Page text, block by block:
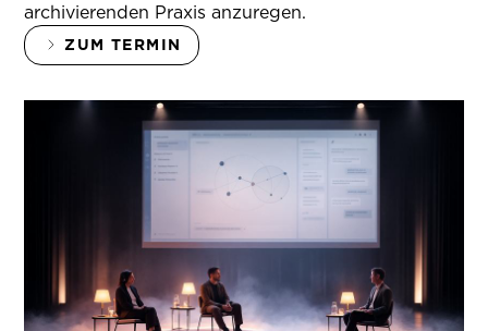
archivierenden Praxis anzuregen.
ZUM TERMIN